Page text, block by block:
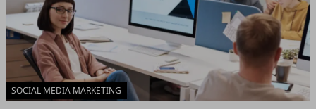
SOCIAL MEDIA MARKETING